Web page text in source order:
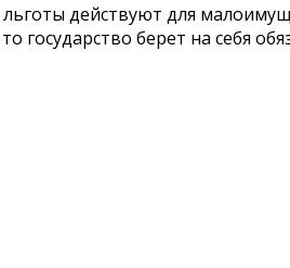
действуют для
берет на себя